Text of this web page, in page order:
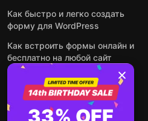
Как быстро и легко создать
форму для WordPress
Как встроить формы онлайн и
бесплатно на любой сайт
Как встроить ленту Instagram
на сайт
Как добавить чат-бота на